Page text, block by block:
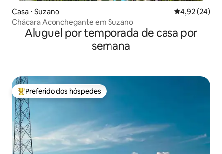
Casa ⋅ Suzano 4,92 de uma
4,92 (24)
Chácara Aconchegante em Suzano
Aluguel por temporada de casa por
semana
Entre os melhores preferidos dos hóspedes
Preferido dos hóspedes